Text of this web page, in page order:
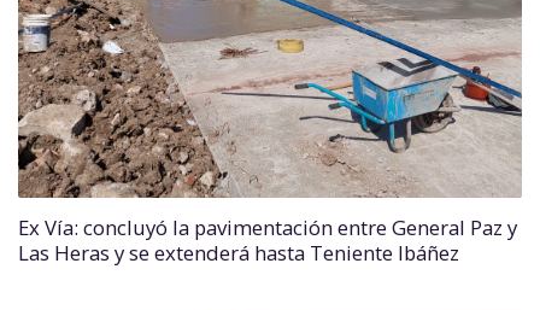
Ex Vía: concluyó la pavimentación entre General Paz y
Las Heras y se extenderá hasta Teniente Ibáñez